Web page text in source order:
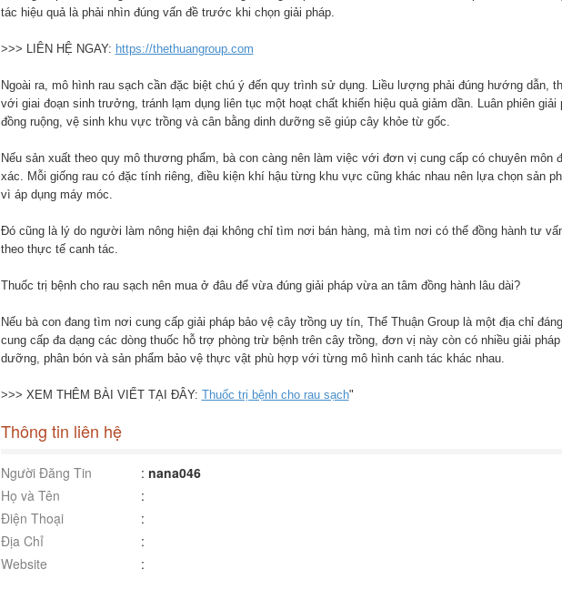
tác hiệu quả là phải nhìn đúng vấn đề trước khi chọn giải pháp.
>>> LIÊN HỆ NGAY: https://thethuangroup.com
Ngoài ra, mô hình rau sạch cần đặc biệt chú ý đến quy trình sử dụng. Liều lượng phải đúng hướng dẫn,
với giai đoạn sinh trưởng, tránh lạm dụng liên tục một hoạt chất khiến hiệu quả giảm dần. Luân phiên giải
đồng ruộng, vệ sinh khu vực trồng và cân bằng dinh dưỡng sẽ giúp cây khỏe từ gốc.
Nếu sản xuất theo quy mô thương phẩm, bà con càng nên làm việc với đơn vị cung cấp có chuyên môn
xác. Mỗi giống rau có đặc tính riêng, điều kiện khí hậu từng khu vực cũng khác nhau nên lựa chọn sản
vì áp dụng máy móc.
Đó cũng là lý do người làm nông hiện đại không chỉ tìm nơi bán hàng, mà tìm nơi có thể đồng hành tư
theo thực tế canh tác.
Thuốc trị bệnh cho rau sạch nên mua ở đâu để vừa đúng giải pháp vừa an tâm đồng hành lâu dài?
Nếu bà con đang tìm nơi cung cấp giải pháp bảo vệ cây trồng uy tín, Thể Thuận Group là một địa chỉ
cung cấp đa dạng các dòng thuốc hỗ trợ phòng trừ bệnh trên cây trồng, đơn vị này còn có nhiều giải
dưỡng, phân bón và sản phẩm bảo vệ thực vật phù hợp với từng mô hình canh tác khác nhau.
>>> XEM THÊM BÀI VIẾT TẠI ĐÂY: Thuốc trị bệnh cho rau sạch"
Thông tin liên hệ
Người Đăng Tin : nana046
Họ và Tên
:
Điện Thoại
:
Địa Chỉ
:
Website
: